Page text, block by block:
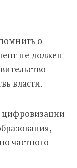
о
не должен
власти.
цифровизации
частного